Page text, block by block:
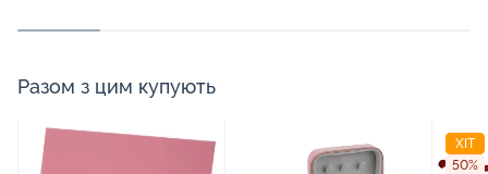
Разом з цим купують
ХІТ
50%